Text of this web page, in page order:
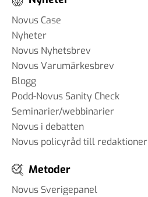
Novus Case
Nyheter
Novus Nyhetsbrev
Novus Varumärkesbrev
Blogg
Podd-Novus Sanity Check
Seminarier/webbinarier
Novus i debatten
Novus policyråd till redaktioner
Metoder
Novus Sverigepanel